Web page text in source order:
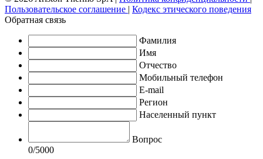
Пользовательское соглашение | Кодекс этического поведения
Обратная связь
Фамилия
Имя
Отчество
Мобильный телефон
E-mail
Регион
Населенный пункт
Вопрос
0/5000